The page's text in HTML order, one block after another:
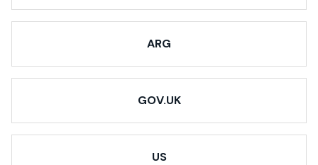
ARG
GOV.UK
US